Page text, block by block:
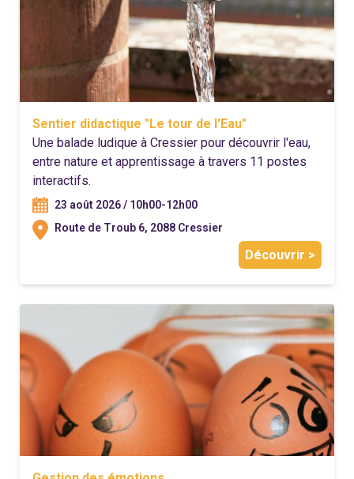
Sentier didactique "Le tour de l'Eau"
Une balade ludique à Cressier pour découvrir l'eau,
entre nature et apprentissage à travers 11 postes
interactifs.
23 août 2026 / 10h00-12h00
Route de Troub 6, 2088 Cressier
Découvrir >